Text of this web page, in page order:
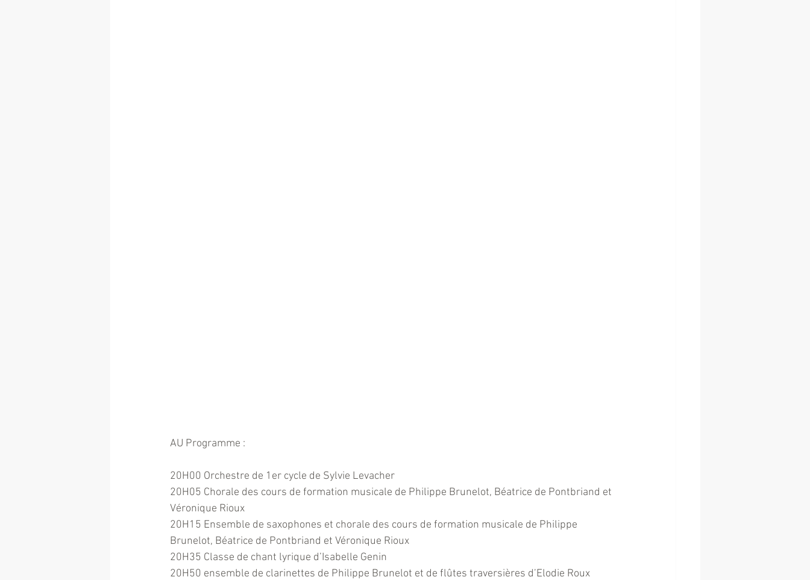
AU Programme :
20H00 Orchestre de 1er cycle de Sylvie Levacher
20H05 Chorale des cours de formation musicale de Philippe Brunelot, Béatrice de Pontbriand et
Véronique Rioux
20H15 Ensemble de saxophones et chorale des cours de formation musicale de Philippe
Brunelot, Béatrice de Pontbriand et Véronique Rioux
20H35 Classe de chant lyrique d’Isabelle Genin
20H50 ensemble de clarinettes de Philippe Brunelot et de flûtes traversières d’Elodie Roux